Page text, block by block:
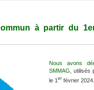
à partir du
Nous avons
SMMAG , utilisés
le 1 er février 2024.